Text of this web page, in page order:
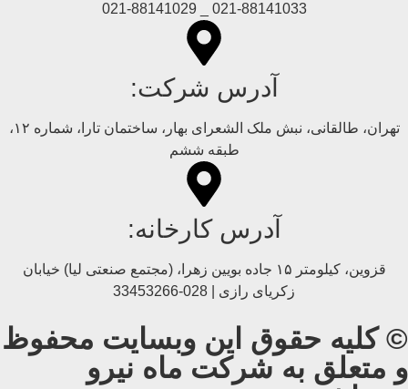
021-88141033 _ 021-88141029
آدرس شرکت:
تهران، طالقانی، نبش ملک الشعرای بهار، ساختمان تارا، شماره ۱۲،
طبقه ششم
آدرس کارخانه:
قزوین، کیلومتر ۱۵ جاده بويین زهرا، (مجتمع صنعتی لیا) خیابان
زکریای رازی | 028-33453266
© کلیه حقوق این وبسایت محفوظ
و متعلق به شرکت ماه نیرو